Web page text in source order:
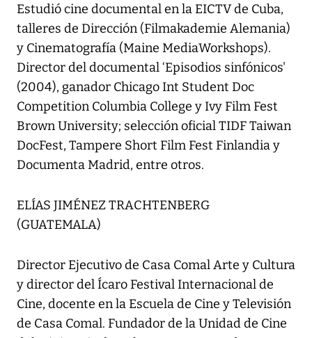
Estudió cine documental en la EICTV de Cuba,
talleres de Dirección (Filmakademie Alemania)
y Cinematografía (Maine MediaWorkshops).
Director del documental ‘Episodios sinfónicos'
(2004), ganador Chicago Int Student Doc
Competition Columbia College y Ivy Film Fest
Brown University; selección oficial TIDF Taiwan
DocFest, Tampere Short Film Fest Finlandia y
Documenta Madrid, entre otros.
ELÍAS JIMÉNEZ TRACHTENBERG
(GUATEMALA)
Director Ejecutivo de Casa Comal Arte y Cultura
y director del Ícaro Festival Internacional de
Cine, docente en la Escuela de Cine y Televisión
de Casa Comal. Fundador de la Unidad de Cine